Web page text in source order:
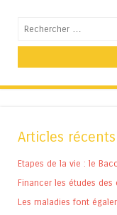
Recherche
Articles récents
Etapes de la vie : le
Financer les études des
Les maladies font